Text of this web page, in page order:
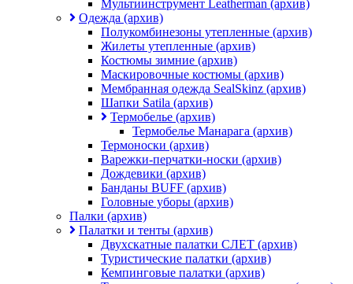
Мультиинструмент Leatherman (архив)
Одежда (архив)
Полукомбинезоны утепленные (архив)
Жилеты утепленные (архив)
Костюмы зимние (архив)
Маскировочные костюмы (архив)
Мембранная одежда SealSkinz (архив)
Шапки Satila (архив)
Термобелье (архив)
Термобелье Манарага (архив)
Термоноски (архив)
Варежки-перчатки-носки (архив)
Дождевики (архив)
Банданы BUFF (архив)
Головные уборы (архив)
Палки (архив)
Палатки и тенты (архив)
Двухскатные палатки СЛЕТ (архив)
Туристические палатки (архив)
Кемпинговые палатки (архив)